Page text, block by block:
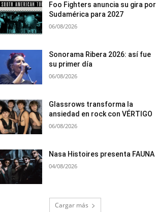
Foo Fighters anuncia su gira por
Sudamérica para 2027
06/08/2026
Sonorama Ribera 2026: así fue
su primer día
06/08/2026
Glassrows transforma la
ansiedad en rock con VÉRTIGO
06/08/2026
Nasa Histoires presenta FAUNA
04/08/2026
Cargar más